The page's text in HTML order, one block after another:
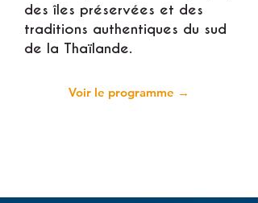
des îles préservées et des
traditions authentiques du sud
de la Thaïlande.
Voir le programme →